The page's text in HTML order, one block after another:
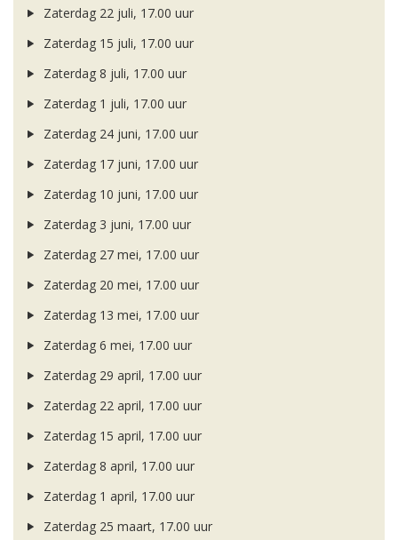
Zaterdag 22 juli, 17.00 uur
Zaterdag 15 juli, 17.00 uur
Zaterdag 8 juli, 17.00 uur
Zaterdag 1 juli, 17.00 uur
Zaterdag 24 juni, 17.00 uur
Zaterdag 17 juni, 17.00 uur
Zaterdag 10 juni, 17.00 uur
Zaterdag 3 juni, 17.00 uur
Zaterdag 27 mei, 17.00 uur
Zaterdag 20 mei, 17.00 uur
Zaterdag 13 mei, 17.00 uur
Zaterdag 6 mei, 17.00 uur
Zaterdag 29 april, 17.00 uur
Zaterdag 22 april, 17.00 uur
Zaterdag 15 april, 17.00 uur
Zaterdag 8 april, 17.00 uur
Zaterdag 1 april, 17.00 uur
Zaterdag 25 maart, 17.00 uur